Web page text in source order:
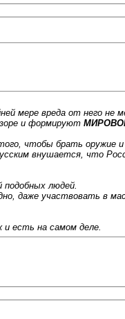
мере вреда от него
и формируют
чтобы брать оружие
внушается, что
людей.
даже участвовать в
есть на самом деле.